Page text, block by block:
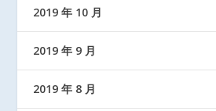
2019 年 10 月
2019 年 9 月
2019 年 8 月